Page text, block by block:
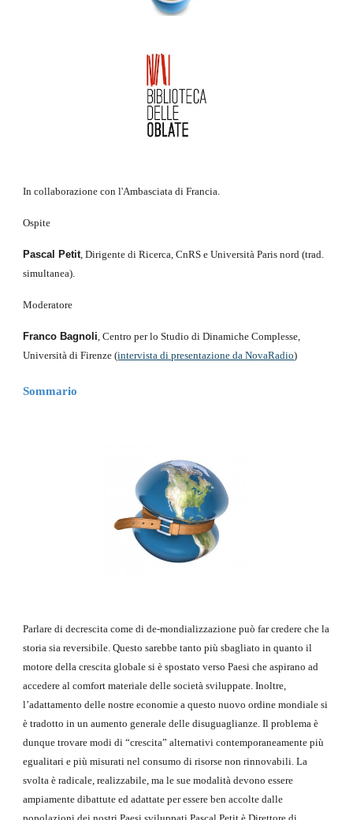
In collaborazione con l'Ambasciata di Francia.
Ospite
Pascal Petit, Dirigente di Ricerca, CnRS e Università Paris nord (trad.
simultanea).
Moderatore
Franco Bagnoli, Centro per lo Studio di Dinamiche Complesse,
Università di Firenze (intervista di presentazione da NovaRadio)
Sommario
Parlare di decrescita come di de-mondializzazione può far credere che la
storia sia reversibile. Questo sarebbe tanto più sbagliato in quanto il
motore della crescita globale si è spostato verso Paesi che aspirano ad
accedere al comfort materiale delle società sviluppate. Inoltre,
l’adattamento delle nostre economie a questo nuovo ordine mondiale si
è tradotto in un aumento generale delle disuguaglianze. Il problema è
dunque trovare modi di “crescita” alternativi contemporaneamente più
egualitari e più misurati nel consumo di risorse non rinnovabili. La
svolta è radicale, realizzabile, ma le sue modalità devono essere
ampiamente dibattute ed adattate per essere ben accolte dalle